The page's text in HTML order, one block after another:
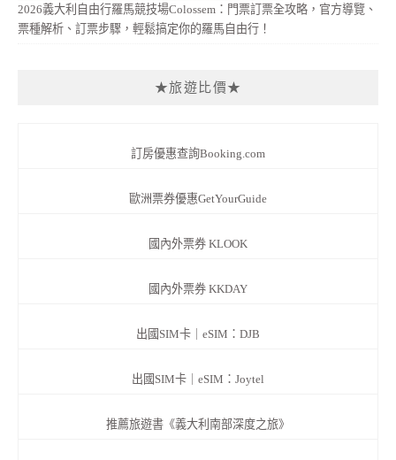
2026義大利自由行羅馬競技場Colossem：門票訂票全攻略，官方導覽、
票種解析、訂票步驟，輕鬆搞定你的羅馬自由行！
★旅遊比價★
訂房優惠查詢Booking.com
歐洲票券優惠GetYourGuide
國內外票券 KLOOK
國內外票券 KKDAY
出國SIM卡｜eSIM：DJB
出國SIM卡｜eSIM：Joytel
推薦旅遊書《義大利南部深度之旅》